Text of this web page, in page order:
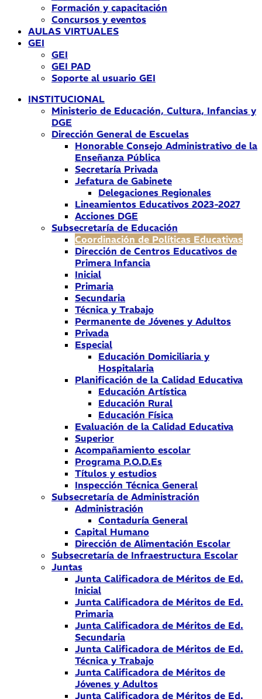
Formación y capacitación
Concursos y eventos
AULAS VIRTUALES
GEI
GEI
GEI PAD
Soporte al usuario GEI
INSTITUCIONAL
Ministerio de Educación, Cultura, Infancias y
DGE
Dirección General de Escuelas
Honorable Consejo Administrativo de la
Enseñanza Pública
Secretaría Privada
Jefatura de Gabinete
Delegaciones Regionales
Lineamientos Educativos 2023-2027
Acciones DGE
Subsecretaría de Educación
Coordinación de Políticas Educativas
Dirección de Centros Educativos de
Primera Infancia
Inicial
Primaria
Secundaria
Técnica y Trabajo
Permanente de Jóvenes y Adultos
Privada
Especial
Educación Domiciliaria y
Hospitalaria
Planificación de la Calidad Educativa
Educación Artística
Educación Rural
Educación Física
Evaluación de la Calidad Educativa
Superior
Acompañamiento escolar
Programa P.O.D.Es
Títulos y estudios
Inspección Técnica General
Subsecretaría de Administración
Administración
Contaduría General
Capital Humano
Dirección de Alimentación Escolar
Subsecretaría de Infraestructura Escolar
Juntas
Junta Calificadora de Méritos de Ed.
Inicial
Junta Calificadora de Méritos de Ed.
Primaria
Junta Calificadora de Méritos de Ed.
Secundaria
Junta Calificadora de Méritos de Ed.
Técnica y Trabajo
Junta Calificadora de Méritos de
Jóvenes y Adultos
Junta Calificadora de Méritos de Ed.